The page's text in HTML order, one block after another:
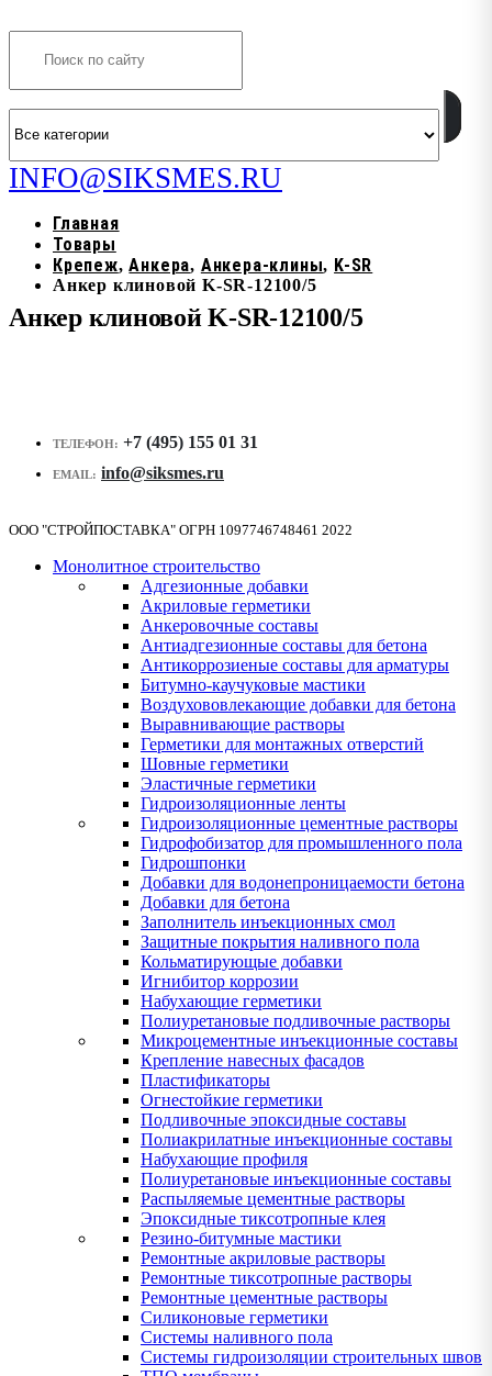
INFO@SIKSMES.RU
Главная
Товары
Крепеж,Анкера, Анкера-клины, K-SR
Анкер клиновой K-SR-12100/5
Анкер клиновой K-SR-12100/5
ТЕЛЕФОН: +7 (495) 155 01 31
EMAIL: info@siksmes.ru
ООО "СТРОЙПОСТАВКА" ОГРН 1097746748461 2022
Монолитное строительство
Адгезионные добавки
Акриловые герметики
Анкеровочные составы
Антиадгезионные составы для бетона
Антикоррозиеные составы для арматуры
Битумно-каучуковые мастики
Воздухововлекающие добавки для бетона
Выравнивающие растворы
Герметики для монтажных отверстий
Шовные герметики
Эластичные герметики
Гидроизоляционные ленты
Гидроизоляционные цементные растворы
Гидрофобизатор для промышленного пола
Гидрошпонки
Добавки для водонепроницаемости бетона
Добавки для бетона
Заполнитель инъекционных смол
Защитные покрытия наливного пола
Кольматирующые добавки
Игнибитор коррозии
Набухающие герметики
Полиуретановые подливочные растворы
Микроцементные инъекционные составы
Крепление навесных фасадов
Пластификаторы
Огнестойкие герметики
Подливочные эпоксидные составы
Полиакрилатные инъекционные составы
Набухающие профиля
Полиуретановые инъекционные составы
Распыляемые цементные растворы
Эпоксидные тиксотропные клея
Резино-битумные мастики
Ремонтные акриловые растворы
Ремонтные тиксотропные растворы
Ремонтные цементные растворы
Силиконовые герметики
Системы наливного пола
Системы гидроизоляции строительных швов